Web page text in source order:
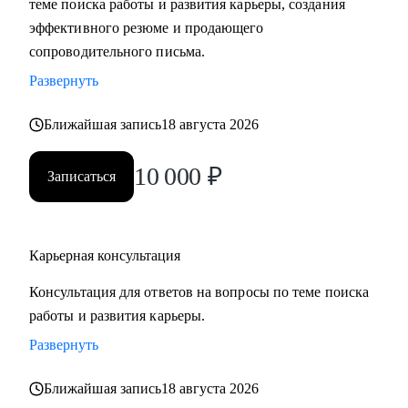
сложные вопросы.
Кому могу помочь:
среднего звена
при смене деятельности, перерыве в карьере, в том числе
• Административный персонал
• Страхование
• Продажи / Услуги
• Информационные технологии
Мой подход в работе – не делаю за вас, делаю вместе с
теме поиска работы и развития карьеры, создания
эффективного резюме и продающего
сопроводительного письма.
Развернуть
Ближайшая запись18 августа 2026
Записаться 10 000 ₽
Карьерная консультация
Консультация для ответов на вопросы по теме поиска
работы и развития карьеры.
Развернуть
Ближайшая запись18 августа 2026